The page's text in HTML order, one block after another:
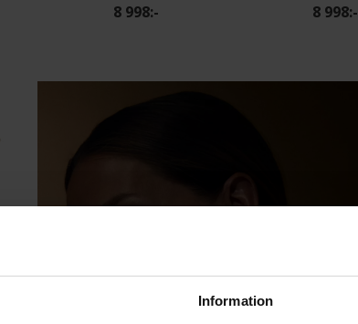
Information
8 998:- 8 998:-